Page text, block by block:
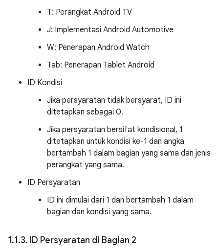
T: Perangkat Android TV
J: Implementasi Android Automotive
W: Penerapan Android Watch
Tab: Penerapan Tablet Android
ID Kondisi
Jika persyaratan tidak bersyarat, ID ini
ditetapkan sebagai 0.
Jika persyaratan bersifat kondisional, 1
ditetapkan untuk kondisi ke-1 dan angka
bertambah 1 dalam bagian yang sama dan jenis
perangkat yang sama.
ID Persyaratan
ID ini dimulai dari 1 dan bertambah 1 dalam
bagian dan kondisi yang sama.
1.1.3. ID Persyaratan di Bagian 2